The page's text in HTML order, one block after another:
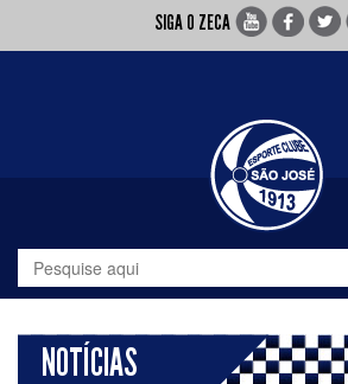
SIGA O ZECA
NOTÍCIAS